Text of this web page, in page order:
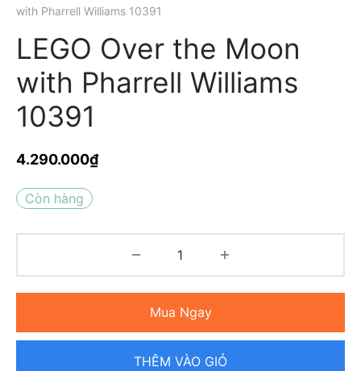
with Pharrell Williams 10391
LEGO Over the Moon
with Pharrell Williams
10391
4.290.000₫
Còn hàng
Mua Ngay
THÊM VÀO GIỎ